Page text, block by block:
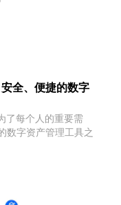
全、便捷的数字
了每个人的重要需
数字资产管理工具之